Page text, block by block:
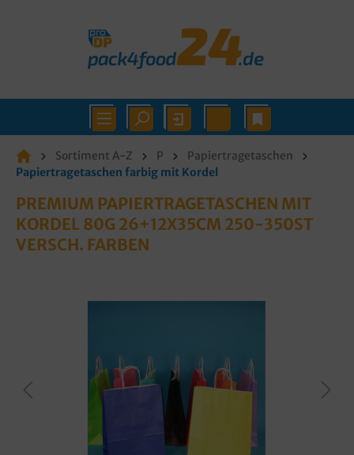
Sortiment A-Z P
Papiertragetaschen
Papiertragetaschen farbig mit Kordel
PREMIUM PAPIERTRAGETASCHEN MIT
KORDEL 80G 26+12X35CM 250-350ST
VERSCH. FARBEN